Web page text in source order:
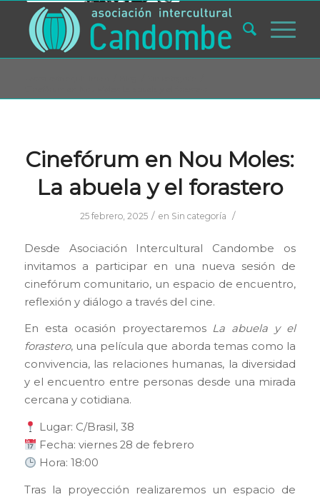
Cinefórum en Nou Moles:
La abuela y el forastero
25 febrero, 2025 / en Sin categoría /
Desde Asociación Intercultural Candombe os
invitamos a participar en una nueva sesión de
cinefórum comunitario, un espacio de encuentro,
reflexión y diálogo a través del cine.
En esta ocasión proyectaremos La abuela y el
forastero, una película que aborda temas como la
convivencia, las relaciones humanas, la diversidad
y el encuentro entre personas desde una mirada
cercana y cotidiana.
Lugar: C/Brasil, 38
Fecha: viernes 28 de febrero
Hora: 18:00
Tras la proyección realizaremos un espacio de